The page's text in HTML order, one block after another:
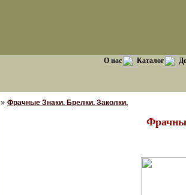
О нас Каталог
» Фрачные Знаки. Брелки. Заколки.